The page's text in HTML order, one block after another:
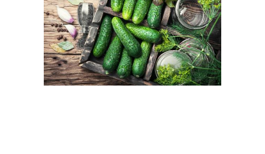
Калории в свежем
помидоре